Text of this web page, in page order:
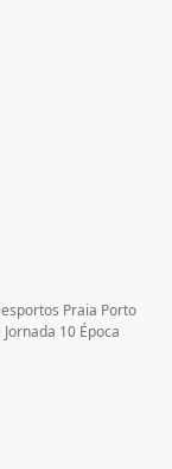
Praia Porto
10 Época